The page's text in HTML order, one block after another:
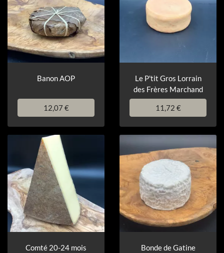
Banon AOP
12,07 €
Le P'tit Gros Lorrain
des Frères Marchand
11,72 €
Comté 20-24 mois
Bonde de Gatine